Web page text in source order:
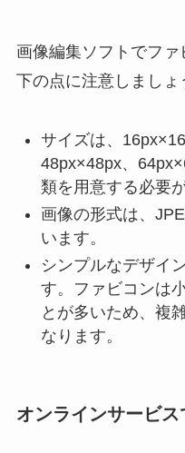
画像編集ソフトでフ
下の点に注意しましょ
サイズは、
48px×48px、
類を用意する必要
画像の形式は、
います。
シンプルなデザイ
す。ファビコンは
とが多いため、複
なります。
オンラインサービス